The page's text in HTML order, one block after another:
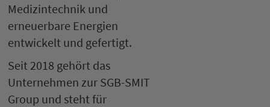
Medizintechnik und
erneuerbare Energien
entwickelt und gefertigt.
Seit 2018 gehört das
Unternehmen zur SGB-SMIT
Group und steht für